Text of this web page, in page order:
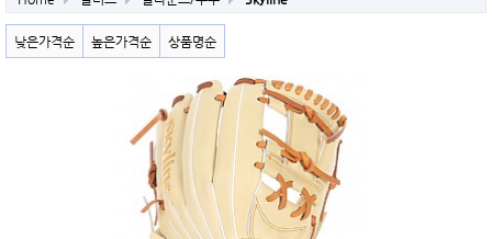
낮은가격순 높은가격순 상품명순